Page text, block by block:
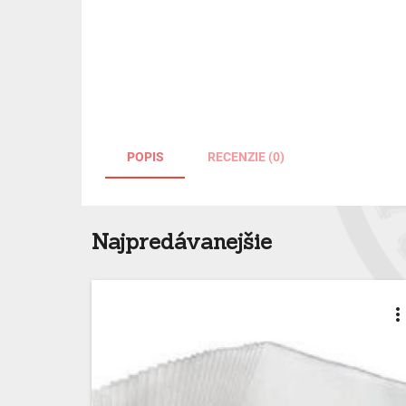
POPIS RECENZIE (0)
Najpredávanejšie
more_vert